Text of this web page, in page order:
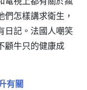
怎樣講求衛生，
日記。法國人嘲笑
顧牛只的健康成
有關